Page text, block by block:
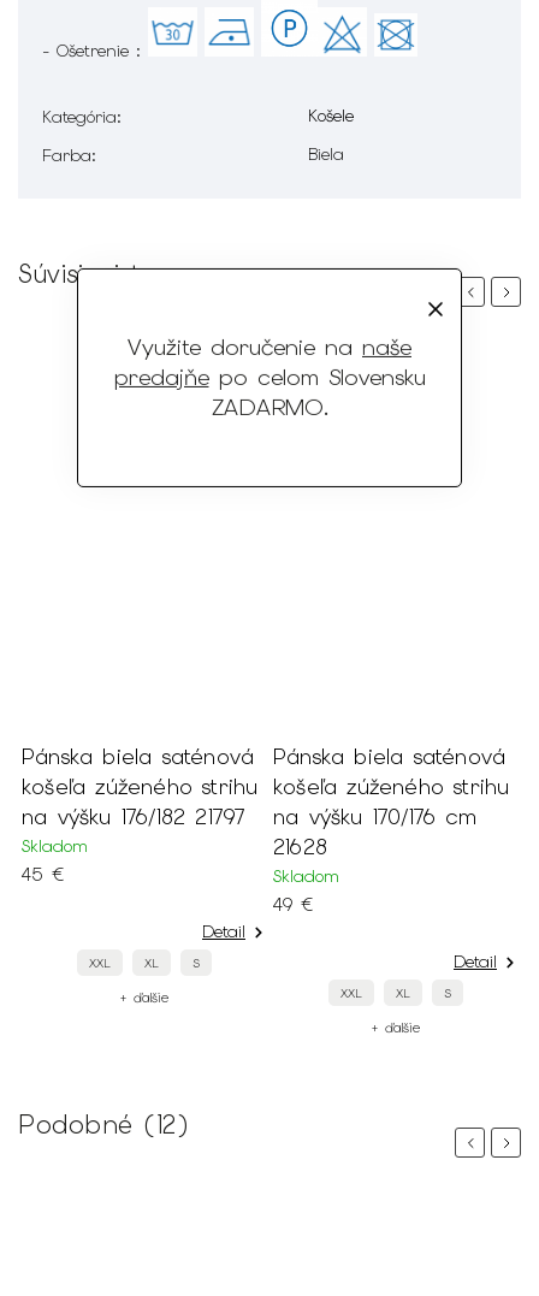
Využite doručenie na naše
predajňepo celom Slovensku
ZADARMO.
- Ošetrenie :
Kategória:
Košele
Farba: Biela
Súvisiaci tovar
Previous
Pánska biela saténová
košeľa zúženého strihu
na výšku 176/182 21797
Skladom
45 €
Detail
XXL XL S
+ ďalšie
Pánska biela saténová
košeľa zúženého strihu
na výšku 170/176 cm
21628
Skladom
49 €
Detail
XXL XL S
+ ďalšie
Next
Podobné (12)
PreviousNext